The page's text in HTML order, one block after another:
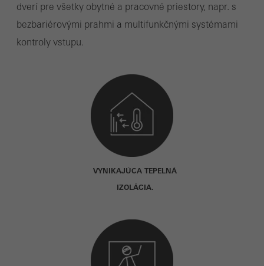
dverí pre všetky obytné a pracovné priestory, napr. s
bezbariérovými prahmi a multifunkčnými systémami
kontroly vstupu.
VYNIKAJÚCA TEPELNÁ
IZOLÁCIA.